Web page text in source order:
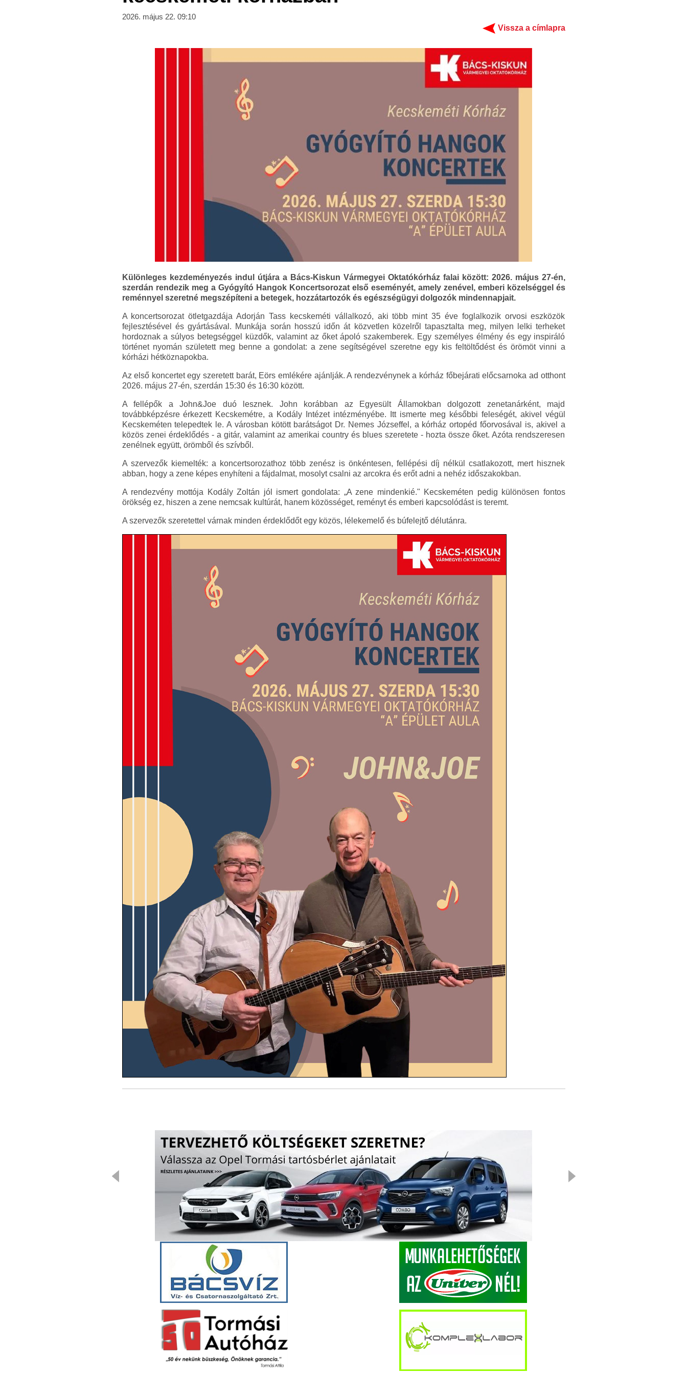
2026. május 22. 09:10
Vissza a címlapra
Különleges kezdeményezés indul útjára a Bács-Kiskun Vármegyei Oktatókórház falai között: 2026. május 27-én,
szerdán rendezik meg a Gyógyító Hangok Koncertsorozat első eseményét, amely zenével, emberi közelséggel és
reménnyel szeretné megszépíteni a betegek, hozzátartozók és egészségügyi dolgozók mindennapjait.
A koncertsorozat ötletgazdája Adorján Tass kecskeméti vállalkozó, aki több mint 35 éve foglalkozik orvosi eszközök
fejlesztésével és gyártásával. Munkája során hosszú időn át közvetlen közelről tapasztalta meg, milyen lelki terheket
hordoznak a súlyos betegséggel küzdők, valamint az őket ápoló szakemberek. Egy személyes élmény és egy inspiráló
történet nyomán született meg benne a gondolat: a zene segítségével szeretne egy kis feltöltődést és örömöt vinni a
kórházi hétköznapokba.
Az első koncertet egy szeretett barát, Eörs emlékére ajánlják. A rendezvénynek a kórház főbejárati előcsarnoka ad otthont
2026. május 27-én, szerdán 15:30 és 16:30 között.
A fellépők a John&Joe duó lesznek. John korábban az Egyesült Államokban dolgozott zenetanárként, majd
továbbképzésre érkezett Kecskemétre, a Kodály Intézet intézményébe. Itt ismerte meg későbbi feleségét, akivel végül
Kecskeméten telepedtek le. A városban kötött barátságot Dr. Nemes Józseffel, a kórház ortopéd főorvosával is, akivel a
közös zenei érdeklődés - a gitár, valamint az amerikai country és blues szeretete - hozta össze őket. Azóta rendszeresen
zenélnek együtt, örömből és szívből.
A szervezők kiemelték: a koncertsorozathoz több zenész is önkéntesen, fellépési díj nélkül csatlakozott, mert hisznek
abban, hogy a zene képes enyhíteni a fájdalmat, mosolyt csalni az arcokra és erőt adni a nehéz időszakokban.
A rendezvény mottója Kodály Zoltán jól ismert gondolata: „A zene mindenkié." Kecskeméten pedig különösen fontos
örökség ez, hiszen a zene nemcsak kultúrát, hanem közösséget, reményt és emberi kapcsolódást is teremt.
A szervezők szeretettel várnak minden érdeklődőt egy közös, lélekemelő és búfelejtő délutánra.